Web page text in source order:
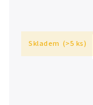
Skladem (>5 ks)